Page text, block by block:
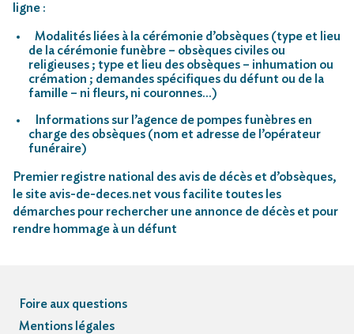
ligne :
Modalités liées à la cérémonie d’obsèques (type et lieu
de la cérémonie funèbre – obsèques civiles ou
religieuses ; type et lieu des obsèques – inhumation ou
crémation ; demandes spécifiques du défunt ou de la
famille – ni fleurs, ni couronnes…)
Informations sur l’agence de pompes funèbres en
charge des obsèques (nom et adresse de l’opérateur
funéraire)
Premier registre national des avis de décès et d’obsèques,
le site avis-de-deces.net vous facilite toutes les
démarches pour rechercher une annonce de décès et pour
rendre hommage à un défunt
Foire aux questions
Mentions légales